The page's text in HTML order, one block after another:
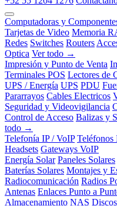
Computadoras y
Tarjetas de Video Memoria
Redes Switches Routers
Optica Ver todo →
Impresión y Punto de Venta
Terminales POS Lectores de
UPS / Energía UPS PDU
Pararrayos Cables Electricos
Seguridad y Videovigilancia
Control de Acceso Balizas y
todo →
Telefonía IP / VoIP Teléfonos
Headsets Gateways VoIP
Energía Solar Paneles Solares
Baterías Solares Montajes y
Radiocomunicación Radios
Antenas Enlaces Punto a
Almacenamiento NAS